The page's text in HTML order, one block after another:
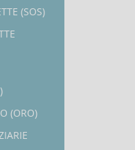
(SOS)
(ORO)